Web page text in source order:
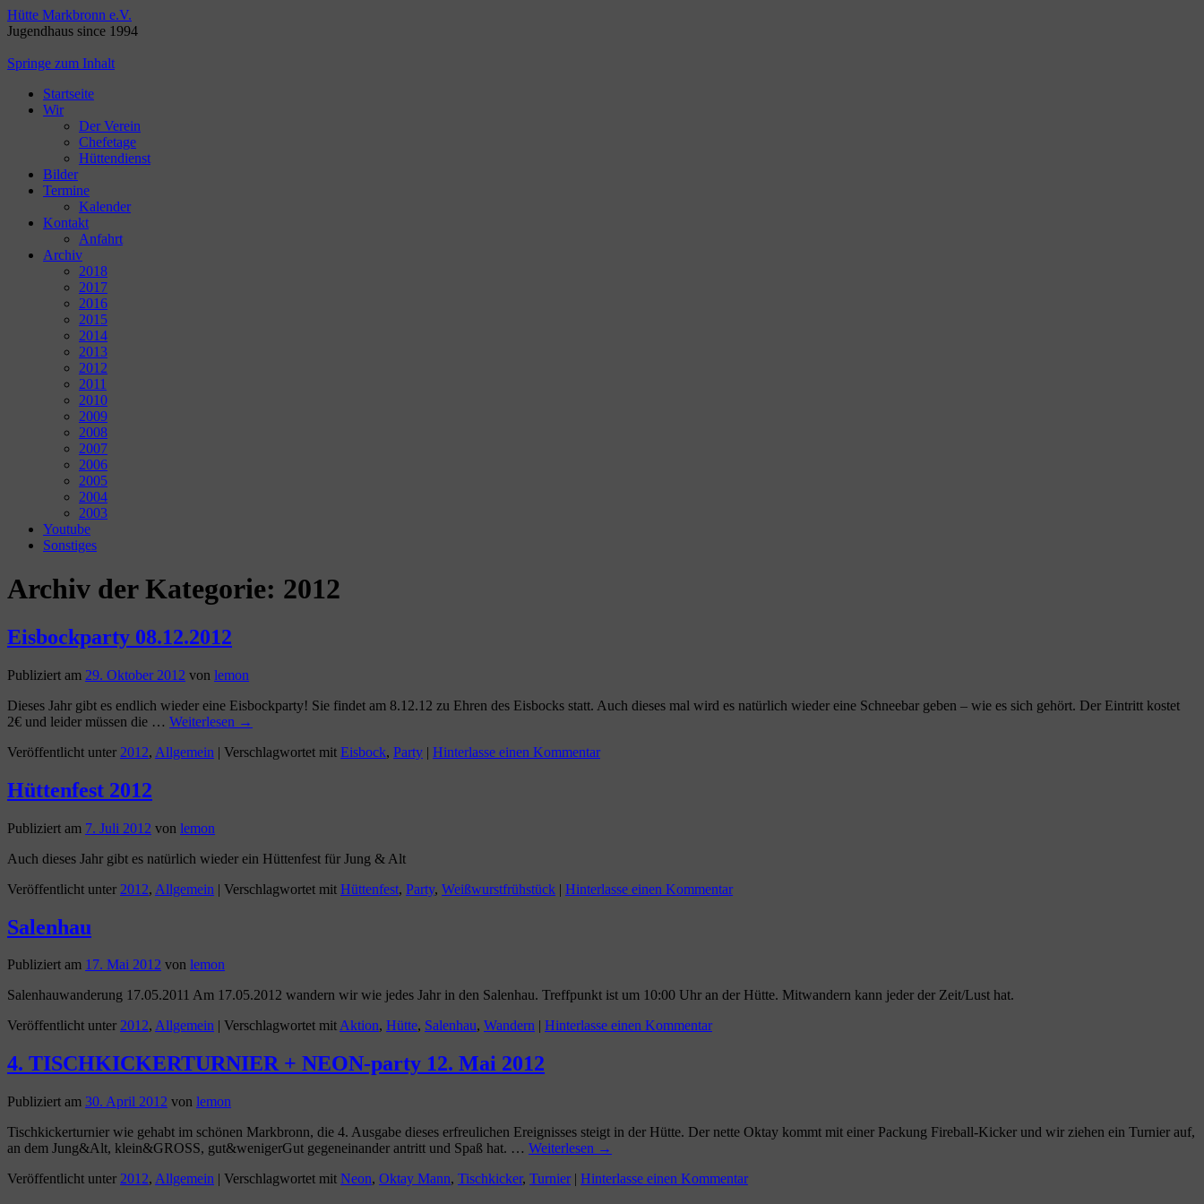
Hütte Markbronn e.V.
Jugendhaus since 1994
Springe zum Inhalt
Startseite
Wir
Der Verein
Chefetage
Hüttendienst
Bilder
Termine
Kalender
Kontakt
Anfahrt
Archiv
2018
2017
2016
2015
2014
2013
2012
2011
2010
2009
2008
2007
2006
2005
2004
2003
Youtube
Sonstiges
Archiv der Kategorie: 2012
Eisbockparty 08.12.2012
Publiziert am 29. Oktober 2012 von lemon
Dieses Jahr gibt es endlich wieder eine Eisbockparty! Sie findet am 8.12.12 zu Ehren des Eisbocks statt. Auch dieses mal wird es natürlich wieder eine Schneebar geben – wie es sich gehört. Der Eintritt kostet
2€ und leider müssen die … Weiterlesen →
Veröffentlicht unter 2012, Allgemein | Verschlagwortet mit Eisbock, Party | Hinterlasse einen Kommentar
Hüttenfest 2012
Publiziert am 7. Juli 2012 von lemon
Auch dieses Jahr gibt es natürlich wieder ein Hüttenfest für Jung & Alt
Veröffentlicht unter 2012, Allgemein | Verschlagwortet mit Hüttenfest, Party, Weißwurstfrühstück | Hinterlasse einen Kommentar
Salenhau
Publiziert am 17. Mai 2012 von lemon
Salenhauwanderung 17.05.2011 Am 17.05.2012 wandern wir wie jedes Jahr in den Salenhau. Treffpunkt ist um 10:00 Uhr an der Hütte. Mitwandern kann jeder der Zeit/Lust hat.
Veröffentlicht unter 2012, Allgemein | Verschlagwortet mitAktion, Hütte, Salenhau, Wandern | Hinterlasse einen Kommentar
4. TISCHKICKERTURNIER + NEON-party 12. Mai 2012
Publiziert am 30. April 2012 von lemon
Tischkickerturnier wie gehabt im schönen Markbronn, die 4. Ausgabe dieses erfreulichen Ereignisses steigt in der Hütte. Der nette Oktay kommt mit einer Packung Fireball-Kicker und wir ziehen ein Turnier auf,
an dem Jung&Alt, klein&GROSS, gut&wenigerGut gegeneinander antritt und Spaß hat. … Weiterlesen →
Veröffentlicht unter 2012, Allgemein | Verschlagwortet mit Neon, Oktay Mann, Tischkicker, Turnier | Hinterlasse einen Kommentar